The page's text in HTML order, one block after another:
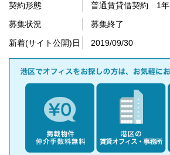
契約形態
普通賃貸借契約 1年
募集状況
募集終了
新着(サイト公開)日
2019/09/30